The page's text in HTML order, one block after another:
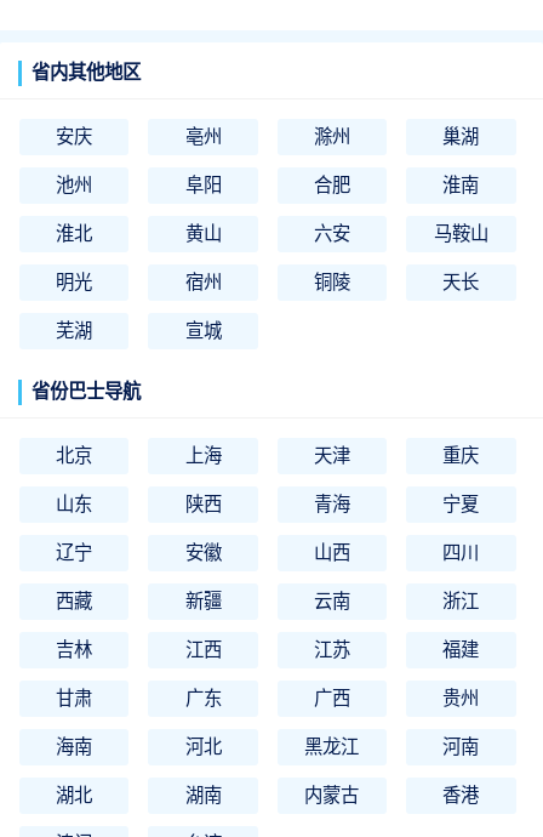
省内其他地区
安庆 亳州 滁州 巢湖
池州 阜阳 合肥 淮南
淮北 黄山 六安 马鞍山
明光 宿州 铜陵 天长
芜湖 宣城
省份巴士导航
北京 上海 天津 重庆
山东 陕西 青海 宁夏
辽宁 安徽 山西 四川
西藏 新疆 云南 浙江
吉林 江西 江苏 福建
甘肃 广东 广西 贵州
海南 河北 黑龙江 河南
湖北 湖南 内蒙古 香港